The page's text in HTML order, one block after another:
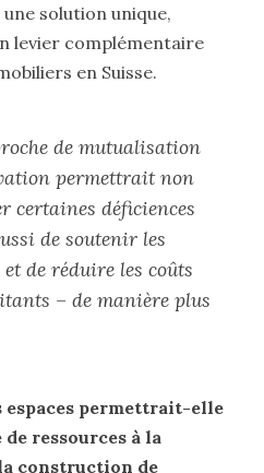
solution unique,
levier complémentaire
en Suisse.
de mutualisation
permettrait non
certaines déficiences
de soutenir les
de réduire les coûts
– de manière plus
espaces permettrait-elle
ressources à la
construction de